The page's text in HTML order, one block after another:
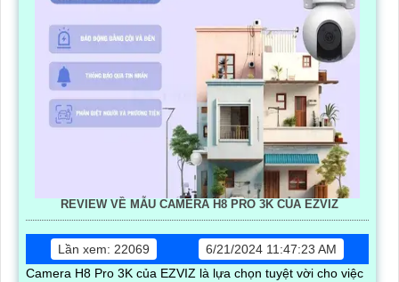
REVIEW VỀ MẪU CAMERA H8 PRO 3K CỦA EZVIZ
Lần xem: 22069
6/21/2024 11:47:23 AM
Camera H8 Pro 3K của EZVIZ là lựa chọn tuyệt vời cho việc